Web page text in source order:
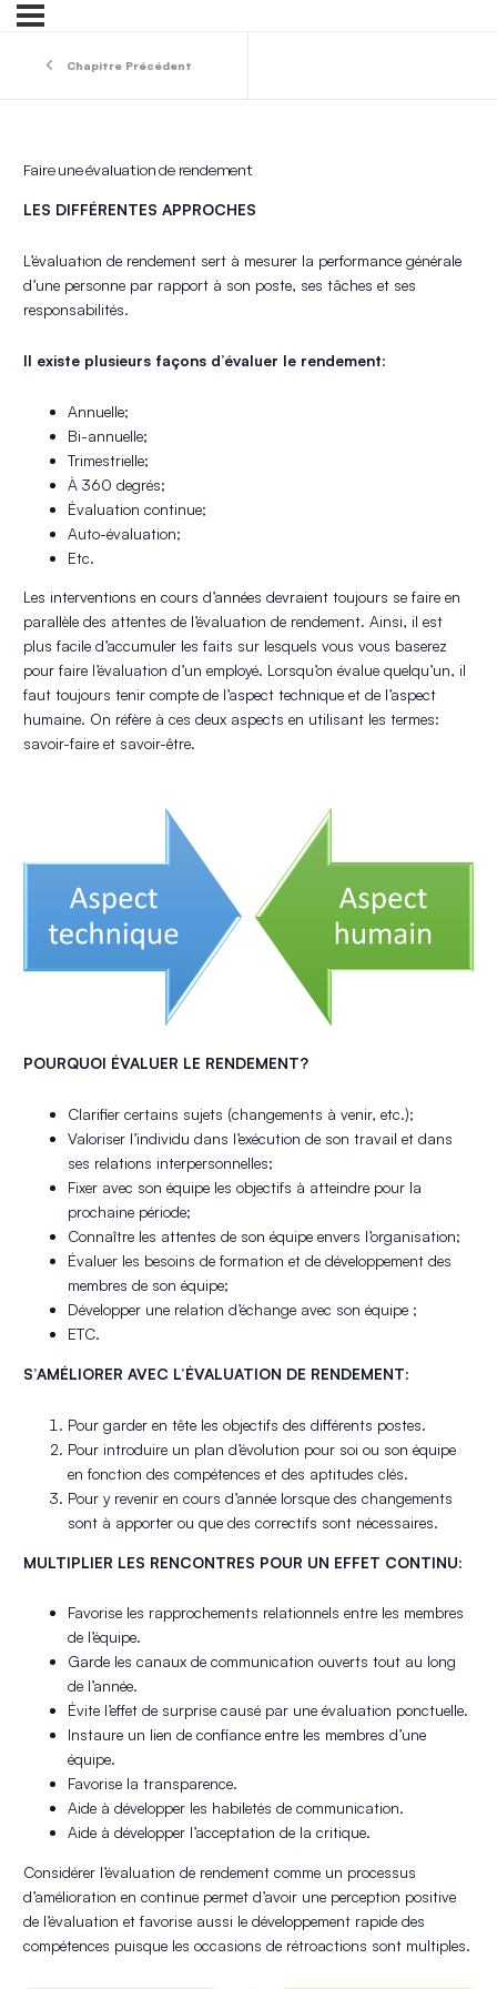
Chapitre Précédent
Faire une évaluation de rendement
LES DIFFÉRENTES APPROCHES
L’évaluation de rendement sert à mesurer la performance générale
d’une personne par rapport à son poste, ses tâches et ses
responsabilités.
Il existe plusieurs façons d’évaluer le rendement:
Annuelle;
Bi-annuelle;
Trimestrielle;
À 360 degrés;
Évaluation continue;
Auto-évaluation;
Etc.
Les interventions en cours d’années devraient toujours se faire en
parallèle des attentes de l’évaluation de rendement. Ainsi, il est
plus facile d’accumuler les faits sur lesquels vous vous baserez
pour faire l’évaluation d’un employé. Lorsqu’on évalue quelqu’un, il
faut toujours tenir compte de l’aspect technique et de l’aspect
humaine. On réfère à ces deux aspects en utilisant les termes:
savoir-faire et savoir-être.
POURQUOI ÉVALUER LE RENDEMENT?
Clarifier certains sujets (changements à venir, etc.);
Valoriser l’individu dans l’exécution de son travail et dans
ses relations interpersonnelles;
Fixer avec son équipe les objectifs à atteindre pour la
prochaine période;
Connaître les attentes de son équipe envers l’organisation;
Évaluer les besoins de formation et de développement des
membres de son équipe;
Développer une relation d’échange avec son équipe ;
ETC.
S’AMÉLIORER AVEC L’ÉVALUATION DE RENDEMENT:
Pour garder en tête les objectifs des différents postes.
Pour introduire un plan d’évolution pour soi ou son équipe
en fonction des compétences et des aptitudes clés.
Pour y revenir en cours d’année lorsque des changements
sont à apporter ou que des correctifs sont nécessaires.
MULTIPLIER LES RENCONTRES POUR UN EFFET CONTINU:
Favorise les rapprochements relationnels entre les membres
de l’équipe.
Garde les canaux de communication ouverts tout au long
de l’année.
Évite l’effet de surprise causé par une évaluation ponctuelle.
Instaure un lien de confiance entre les membres d’une
équipe.
Favorise la transparence.
Aide à développer les habiletés de communication.
Aide à développer l’acceptation de la critique.
Considérer l’évaluation de rendement comme un processus
d’amélioration en continue permet d’avoir une perception positive
de l’évaluation et favorise aussi le développement rapide des
compétences puisque les occasions de rétroactions sont multiples.